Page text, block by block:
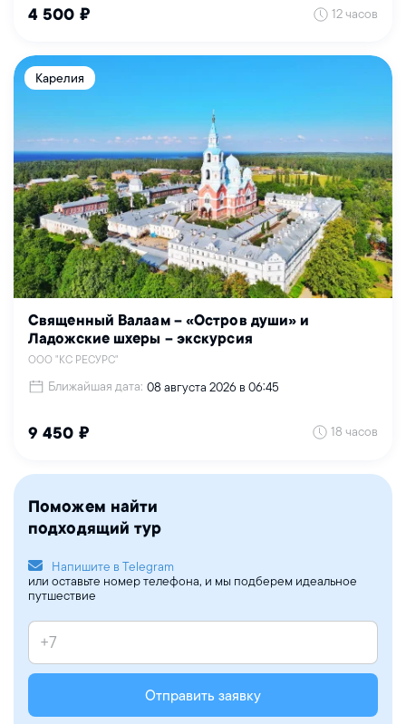
4 500 ₽ 12 часов
Карелия
Священный Валаам – «Остров души» и
Ладожские шхеры – экскурсия
ООО "КС РЕСУРС"
Ближайшая дата: 08 августа 2026 в 06:45
9 450 ₽ 18 часов
Поможем найти
подходящий тур
Напишите в Telegram
или оставьте номер телефона, и мы подберем идеальное
путшествие
Отправить заявку